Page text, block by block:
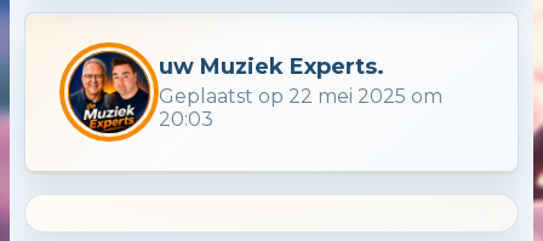
uw Muziek Experts.
Geplaatst op 22 mei 2025 om
20:03